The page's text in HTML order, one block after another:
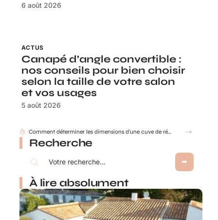
6 août 2026
ACTUS
Canapé d’angle convertible :
nos conseils pour bien choisir
selon la taille de votre salon
et vos usages
5 août 2026
Comment déterminer les dimensions d’une cuve de récupération d’eau de pluie ?
Recherche
À lire absolument